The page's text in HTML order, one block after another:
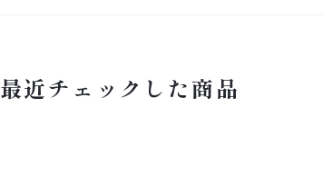
最近チェックした商品